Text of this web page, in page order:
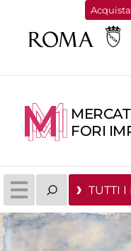
Acquista
FORI
TUTTI I